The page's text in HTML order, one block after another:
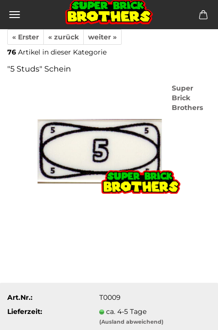
« Erster « zurück
weiter »
76 Artikel in dieser Kategorie
"5 Studs" Schein
Super
Brick
Brothers
Art.Nr.:
T0009
Lieferzeit:
ca. 4-5 Tage
(Ausland abweichend)